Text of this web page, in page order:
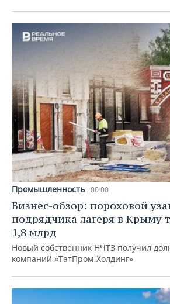
Промышленность 00:00
Бизнес-обзор: пороховой
подрядчика лагеря в Крыму
1,8 млрд
Новый собственник НЧТЗ получил
компаний «ТатПром-Холдинг»